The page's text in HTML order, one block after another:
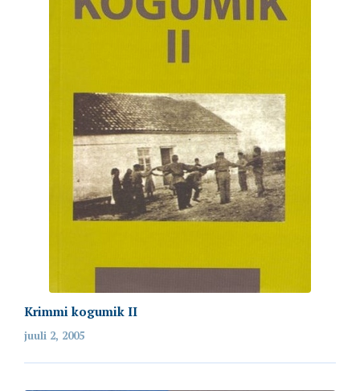
Krimmi kogumik II
juuli 2, 2005